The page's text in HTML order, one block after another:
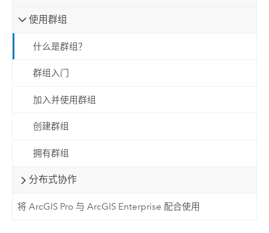
使用群组
什么是群组？
群组入门
加入并使用群组
创建群组
拥有群组
分布式协作
将 ArcGIS Pro 与 ArcGIS Enterprise 配合使用